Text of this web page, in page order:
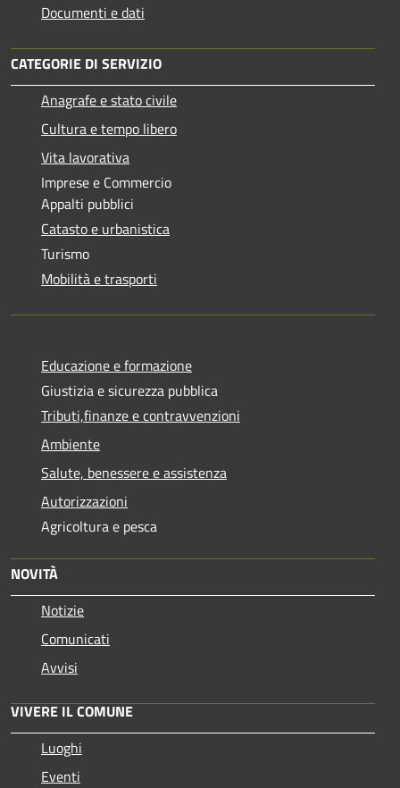
Documenti e dati
CATEGORIE DI SERVIZIO
Anagrafe e stato civile
Cultura e tempo libero
Vita lavorativa
Imprese e Commercio
Appalti pubblici
Catasto e urbanistica
Turismo
Mobilità e trasporti
Educazione e formazione
Giustizia e sicurezza pubblica
Tributi,finanze e contravvenzioni
Ambiente
Salute, benessere e assistenza
Autorizzazioni
Agricoltura e pesca
NOVITÀ
Notizie
Comunicati
Avvisi
VIVERE IL COMUNE
Luoghi
Eventi